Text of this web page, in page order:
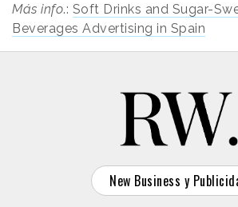
Más info.: Soft Drinks and Sugar-
Beverages Advertising in Spain
New Business y